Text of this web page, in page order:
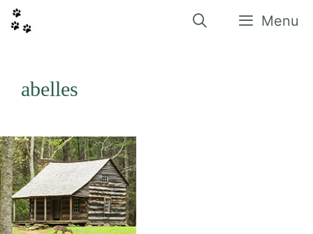
contingut
Menu
abelles